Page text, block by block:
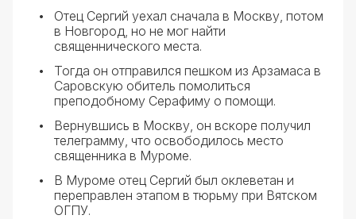
Отец Сергий уехал сначала в Москву, потом
в Новгород, но не мог найти
священнического места.
Тогда он отправился пешком из Арзамаса в
Саровскую обитель помолиться
преподобному Серафиму о помощи.
Вернувшись в Москву, он вскоре получил
телеграмму, что освободилось место
священника в Муроме.
В Муроме отец Сергий был оклеветан и
переправлен этапом в тюрьму при Вятском
ОГПУ.